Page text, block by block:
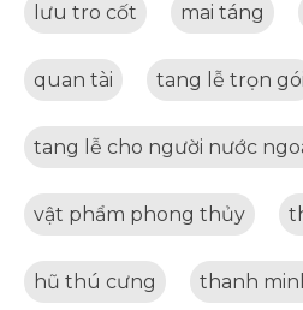
lưu tro cốt mai táng
quan tài tang lễ trọn gói
tang lễ cho người nước
vật phẩm phong thủy
hũ thú cưng thanh